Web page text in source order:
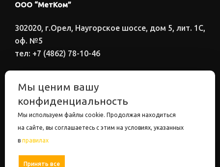
ООО “МетКом”
302020, г.Орел, Наугорское шоссе, дом 5, лит. 1С,
оф. №5
тел: +7 (4862) 78-10-46
Электронный адрес
metkom57@mail.ru
ООО "МетКом". Все права защищены.
Мы ценим вашу
конфиденциальность
Мы используем файлы cookie. Продолжая находиться
на сайте, вы соглашаетесь с этим на условиях, указанных
в правилах
Принять все